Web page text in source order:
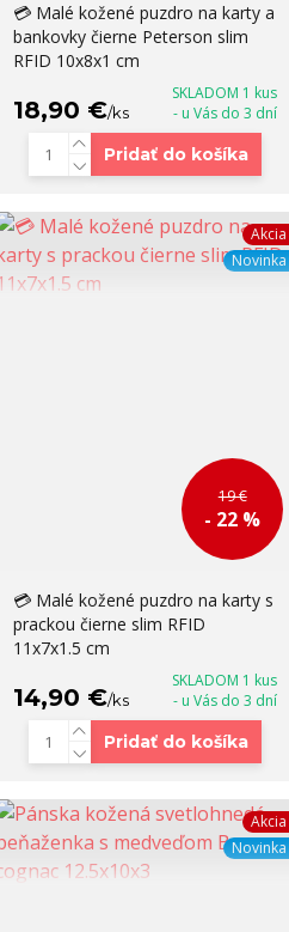
💳 Malé kožené puzdro na karty a
bankovky čierne Peterson slim
RFID 10x8x1 cm
18,90 €/ks
SKLADOM 1 kus
- u Vás do 3 dní
Pridať do košíka
Akcia
Novinka
19 €
- 22 %
💳 Malé kožené puzdro na karty s
prackou čierne slim RFID
11x7x1.5 cm
14,90 €/ks
SKLADOM 1 kus
- u Vás do 3 dní
Pridať do košíka
Akcia
Novinka